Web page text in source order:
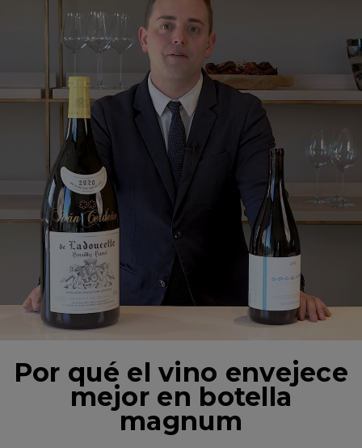
Por qué el vino envejece
mejor en botella
magnum